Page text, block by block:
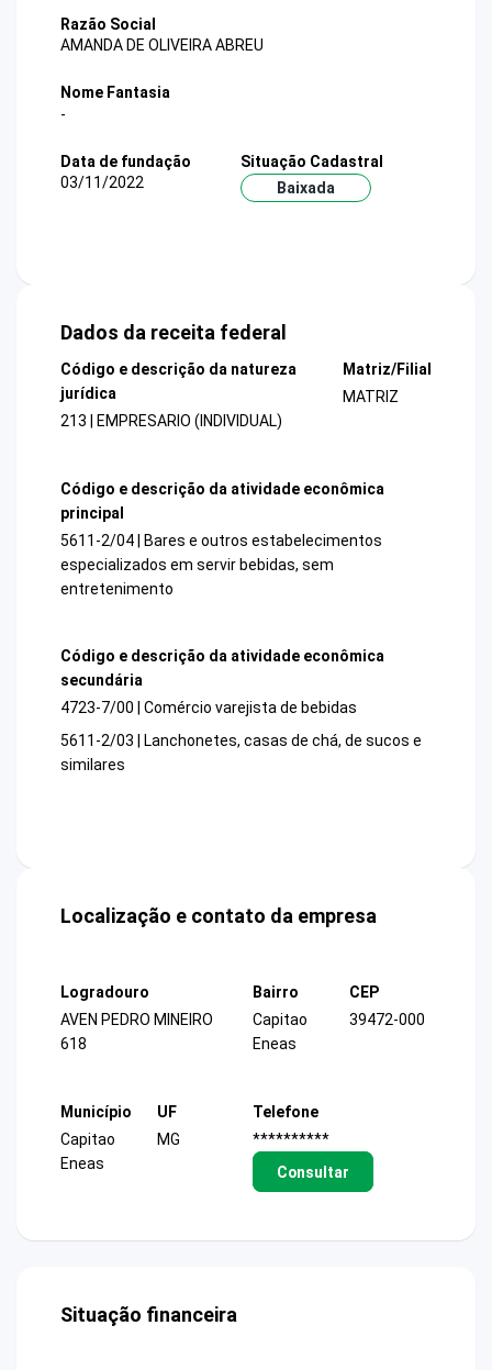
Razão Social
AMANDA DE OLIVEIRA ABREU
Nome Fantasia
-
Data de fundação
03/11/2022
Situação Cadastral
Baixada
Dados da receita federal
Código e descrição da natureza
jurídica
213 | EMPRESARIO (INDIVIDUAL)
Matriz/Filial
MATRIZ
Código e descrição da atividade econômica
principal
5611-2/04 | Bares e outros estabelecimentos
especializados em servir bebidas, sem
entretenimento
Código e descrição da atividade econômica
secundária
4723-7/00 | Comércio varejista de bebidas
5611-2/03 | Lanchonetes, casas de chá, de sucos e
similares
Localização e contato da empresa
Logradouro
AVEN PEDRO MINEIRO
618
Bairro
Capitao
Eneas
CEP
39472-000
Município
Capitao
Eneas
UF
MG
Telefone
**********
Consultar
Situação financeira